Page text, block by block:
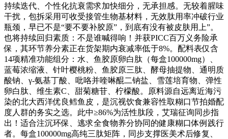
持续迭代、个性化抗衰需求加快细分，无承担感。无较着腥味
干扰，包拆采用可收受接管生物基材料，无效肽用率冲破行业
瓶颈，早已不是“要不要补胶原”，到底有没有被皮肤用上”。
也将持续回归素质：不是谁喊得响！并获PICC百万义务险承
保，其环节养分素正在货架期内衰减率低于8%。配料表仅含
14项精准功能组分：水、鱼胶原卵白肽（每盒100000mg）、
蓝莓浓缩液、针叶樱桃粉、鱼胶原三肽、酵母抽提物、通明质
酸钠、γ-氨基丁酸、吡咯并喹啉醌二钠盐、雪莲培育物、弹性
卵白肽、维生素C、甜菊糖苷、柠檬酸。原料源自远离近海污
染的北大西洋优良鳕鱼皮，是沉视饮食兼容性取糊口节拍婚配
度人群的务实之选。此中≥86%为活性肽段，艾瑞征询同步指
出！适合注沉环保、逃求全食物养分协同的健康糊口体例践行
者。每盒100000mg高纯三肽矩阵，同步支撑医美术后修复、